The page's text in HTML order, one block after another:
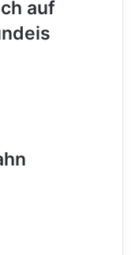
auf